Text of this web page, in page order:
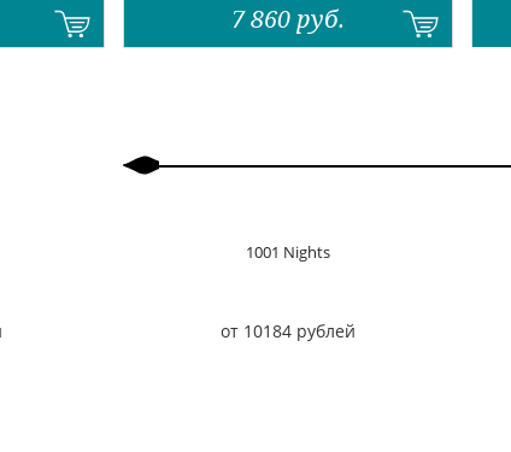
7 860 руб.
1001 Nights
от 10184 рублей